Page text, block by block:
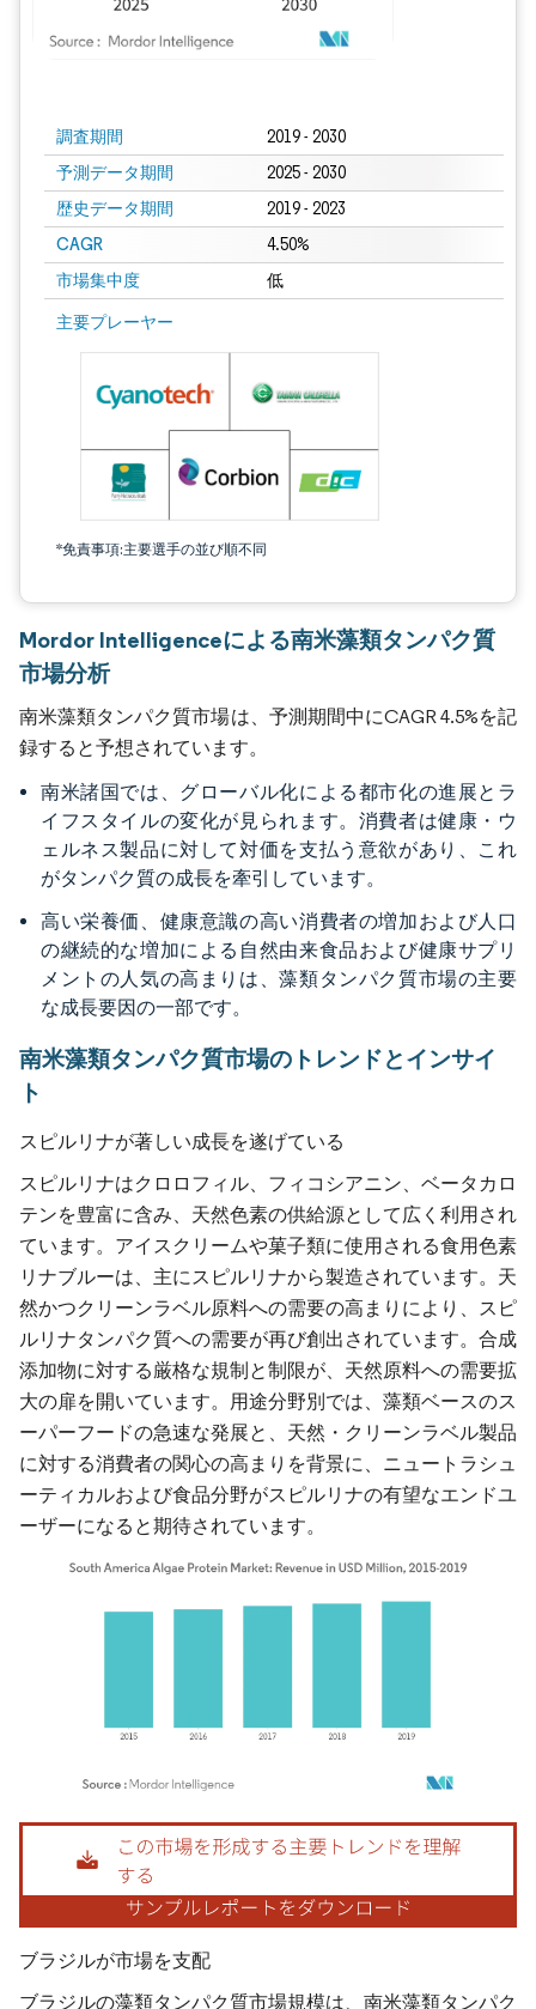
調査期間 2019 - 2030
予測データ期間 2025 - 2030
歴史データ期間 2019 - 2023
CAGR 4.50%
市場集中度 低
主要プレーヤー
*免責事項:主要選手の並び順不同
Mordor Intelligenceによる南米藻類タンパク質
市場分析
南米藻類タンパク質市場は、予測期間中にCAGR 4.5%を記
録すると予想されています。
南米諸国では、グローバル化による都市化の進展とラ
イフスタイルの変化が見られます。消費者は健康・ウ
ェルネス製品に対して対価を支払う意欲があり、これ
がタンパク質の成長を牽引しています。
高い栄養価、健康意識の高い消費者の増加および人口
の継続的な増加による自然由来食品および健康サプリ
メントの人気の高まりは、藻類タンパク質市場の主要
な成長要因の一部です。
南米藻類タンパク質市場のトレンドとインサイ
ト
スピルリナが著しい成長を遂げている
スピルリナはクロロフィル、フィコシアニン、ベータカロ
テンを豊富に含み、天然色素の供給源として広く利用され
ています。アイスクリームや菓子類に使用される食用色素
リナブルーは、主にスピルリナから製造されています。天
然かつクリーンラベル原料への需要の高まりにより、スピ
ルリナタンパク質への需要が再び創出されています。合成
添加物に対する厳格な規制と制限が、天然原料への需要拡
大の扉を開いています。用途分野別では、藻類ベースのス
ーパーフードの急速な発展と、天然・クリーンラベル製品
に対する消費者の関心の高まりを背景に、ニュートラシュ
ーティカルおよび食品分野がスピルリナの有望なエンドユ
ーザーになると期待されています。
画像 © Mordor Intelligence。再利用にはCC BY 4.0の表示が必要です。
ブラジルが市場を支配
ブラジルの藻類タンパク質市場規模は、南米藻類タンパク